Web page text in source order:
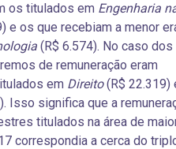
os titulados em Engenharia
e os que recebiam a menor
(R$ 6.574). No caso dos
de remuneração eram
em Direito(R$ 22.319)
Isso significa que a
titulados na área de
correspondia a cerca do